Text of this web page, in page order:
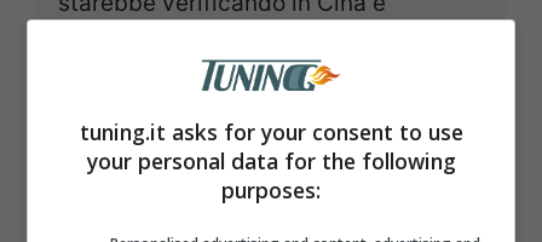
Leggi tutto
Novembre 29, 2023
tuning.it asks for your consent to use
your personal data for the following
purposes: